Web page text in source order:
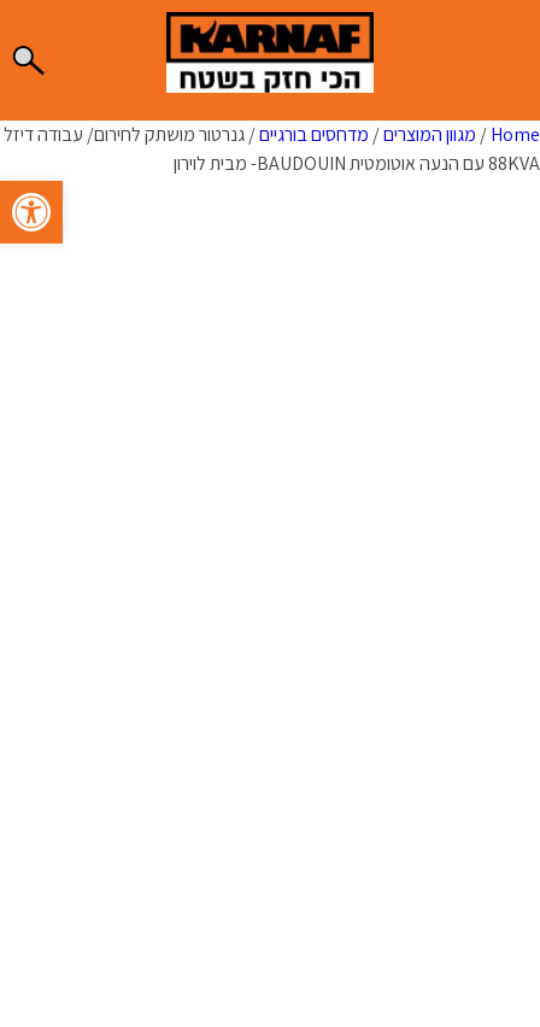
Home
/ מגוון המוצרים/ מדחסים בורגיים/ גנרטור מושתק לחירום/ עבודה דיזל
88KVA עם הנעה אוטומטית BAUDOUIN- מבית לוירון
פתח